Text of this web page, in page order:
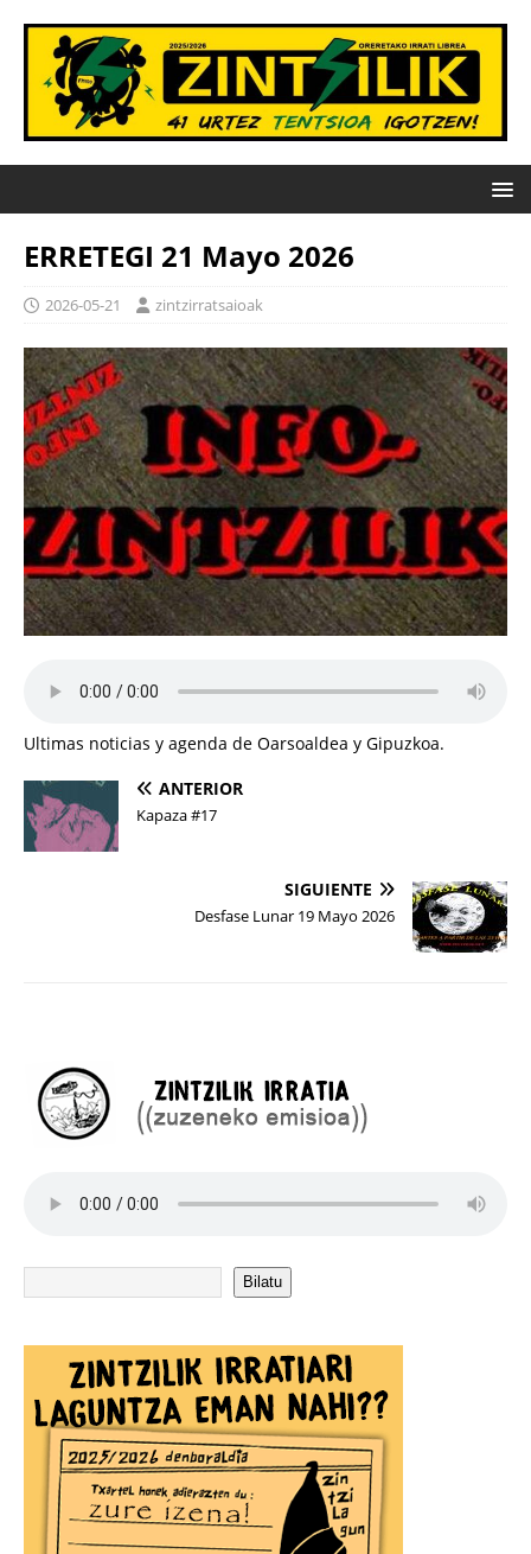
ERRETEGI 21 Mayo 2026
2026-05-21 zintzirratsaioak
Ultimas noticias y agenda de Oarsoaldea y Gipuzkoa.
ANTERIOR
Kapaza #17
SIGUIENTE
Desfase Lunar 19 Mayo 2026
Bilatu